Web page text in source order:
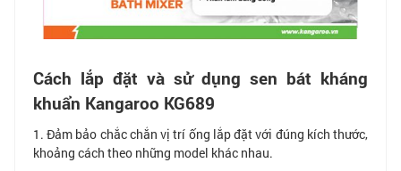
Cách lắp đặt và sử dụng sen bát kháng
khuẩn Kangaroo KG689
1. Đảm bảo chắc chắn vị trí ống lắp đặt với đúng kích thước,
khoảng cách theo những model khác nhau.